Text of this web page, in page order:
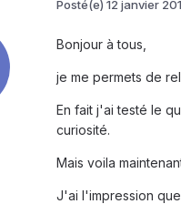
Posté(e) 12 janvier
Bonjour à tous,
je me permets de
En fait j'ai testé le
curiosité.
Mais voila
J'ai l'impression